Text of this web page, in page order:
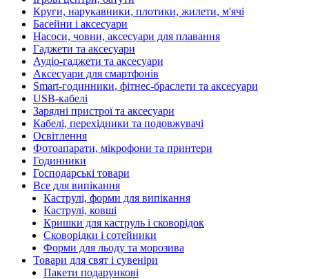
Круги, нарукавники, плотики, жилети, м'ячі
Басейни і аксесуари
Насоси, човни, аксесуари для плавання
Гаджети та аксесуари
Аудіо-гаджети та аксесуари
Аксесуари для смартфонів
Smart-годинники, фітнес-браслети та аксесуари
USB-кабелі
Зарядні пристрої та аксесуари
Кабелі, перехідники та подовжувачі
Освітлення
Фотоапарати, мікрофони та принтери
Годинники
Господарські товари
Все для випікання
Каструлі, форми для випікання
Каструлі, ковші
Кришки для каструль і сковорідок
Сковорідки і сотейники
Форми для льоду та морозива
Товари для свят і сувеніри
Пакети подарункові